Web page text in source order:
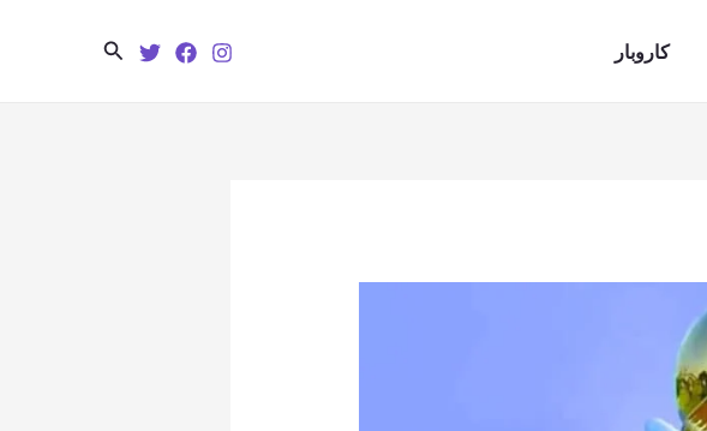
کاروبار Search